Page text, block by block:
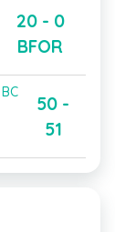
20 - 0
BFOR
50 -
51